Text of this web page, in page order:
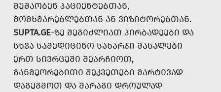
ᲛᲣᲨᲐᲝᲑᲔᲜ ᲞᲐᲪᲘᲔᲜᲢᲔᲑᲗᲐᲜ,
ᲛᲝᲛᲮᲛᲐᲠᲔᲑᲚᲔᲑᲗᲐᲜ ᲐᲜ ᲕᲘᲖᲘᲢᲝᲠᲔᲑᲗᲐᲜ.
SUPTA.GE-ᲖᲔ ᲨᲔᲒᲘᲫᲚᲘᲐᲗ ᲞᲘᲠᲑᲐᲓᲔᲔᲑᲘ ᲓᲐ
ᲡᲮᲕᲐ ᲡᲐᲛᲔᲓᲘᲪᲘᲜᲝ ᲡᲐᲮᲐᲠᲯᲘ ᲛᲐᲡᲐᲚᲔᲑᲘ
ᲔᲠᲗ ᲡᲘᲕᲠᲪᲔᲨᲘ ᲨᲔᲐᲠᲩᲘᲝᲗ,
ᲒᲐᲜᲛᲔᲝᲠᲔᲑᲘᲗᲘ ᲨᲔᲙᲕᲔᲗᲔᲑᲘ ᲛᲐᲠᲢᲘᲕᲐᲓ
ᲓᲐᲒᲔᲒᲛᲝᲗ ᲓᲐ ᲛᲐᲠᲐᲒᲘ ᲓᲠᲝᲣᲚᲐᲓ